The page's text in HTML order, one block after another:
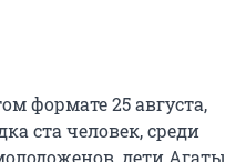
формате 25 августа,
ста человек, среди
дети Агаты